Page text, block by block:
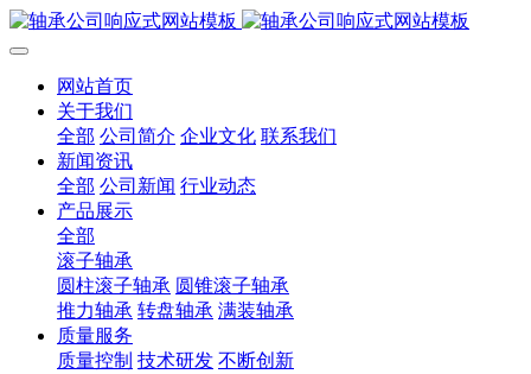
网站首页
关于我们
全部 公司简介 企业文化 联系我们
新闻资讯
全部 公司新闻 行业动态
产品展示
全部
滚子轴承
圆柱滚子轴承 圆锥滚子轴承
推力轴承 转盘轴承 满装轴承
质量服务
质量控制 技术研发 不断创新